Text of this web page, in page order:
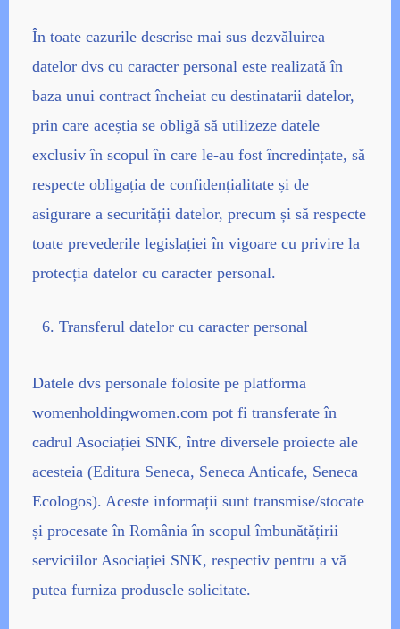
În toate cazurile descrise mai sus dezvăluirea
datelor dvs cu caracter personal este realizată în
baza unui contract încheiat cu destinatarii datelor,
prin care aceștia se obligă să utilizeze datele
exclusiv în scopul în care le-au fost încredințate, să
respecte obligația de confidențialitate și de
asigurare a securității datelor, precum și să respecte
toate prevederile legislației în vigoare cu privire la
protecția datelor cu caracter personal.
Transferul datelor cu caracter personal
Datele dvs personale folosite pe platforma
womenholdingwomen.com pot fi transferate în
cadrul Asociației SNK, între diversele proiecte ale
acesteia (Editura Seneca, Seneca Anticafe, Seneca
Ecologos). Aceste informații sunt transmise/stocate
și procesate în România în scopul îmbunătățirii
serviciilor Asociației SNK, respectiv pentru a vă
putea furniza produsele solicitate.